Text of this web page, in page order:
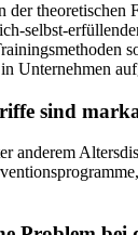
der theoretischen
selbst-
Unternehmen
sind
anderem